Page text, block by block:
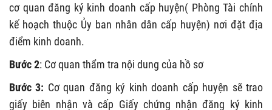
cơ quan đăng ký kinh doanh cấp huyện( Phòng Tài chính
kế hoạch thuộc Ủy ban nhân dân cấp huyện) nơi đặt địa
điểm kinh doanh.
Bước 2: Cơ quan thẩm tra nội dung của hồ sơ
Bước 3: Cơ quan đăng ký kinh doanh cấp huyện sẽ trao
giấy biên nhận và cấp Giấy chứng nhận đăng ký kinh